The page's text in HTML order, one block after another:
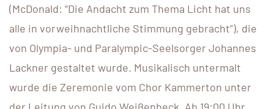
(McDonald: “Die Andacht zum Thema Licht hat uns
alle in vorweihnachtliche Stimmung gebracht”), die
von Olympia- und Paralympic-Seelsorger Johannes
Lackner gestaltet wurde. Musikalisch untermalt
wurde die Zeremonie vom Chor Kammerton unter